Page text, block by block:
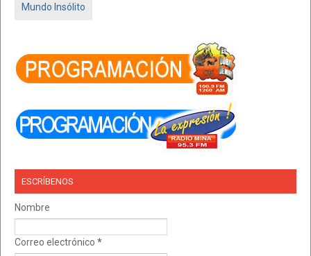
Mundo Insólito
ESCRÍBENOS
Nombre
Correo electrónico *